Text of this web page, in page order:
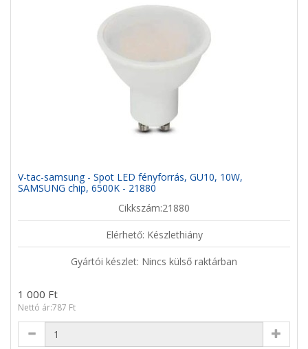
V-tac-samsung - Spot LED fényforrás, GU10, 10W,
SAMSUNG chip, 6500K - 21880
Cikkszám:21880
Elérhető: Készlethiány
Gyártói készlet: Nincs külső raktárban
1 000 Ft
Nettó ár:787 Ft